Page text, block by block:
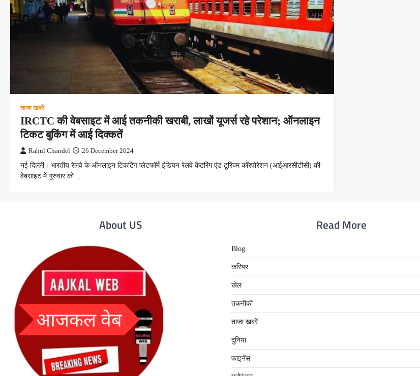
ताजा खबरें
IRCTC की वेबसाइट में आई तकनीकी खराबी, लाखों यूजर्स रहे परेशान; ऑनलाइन
टिकट बुकिंग में आई दिक्कतें
Rahul Chandel 26 December 2024
नई दिल्ली। भारतीय रेलवे के ऑनलाइन टिकटिंग प्लेटफॉर्म इंडियन रेलवे कैटरिंग एंड टूरिज्म कॉरपोरेशन (आईआरसीटीसी) की
वेबसाइट में गुरुवार को…
About US Read More
Blog
करियर
खेल
तकनीकी
ताजा खबरें
दुनिया
फाइनेंस